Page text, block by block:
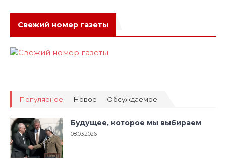
Свежий номер газеты
Популярное Новое Обсуждаемое
Будущее, которое мы выбираем
08.03.2026